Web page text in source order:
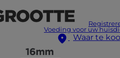
Voeding voor uw
Waar te